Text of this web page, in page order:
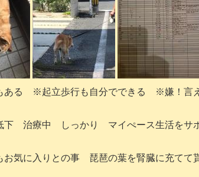
ある ※起立歩行も自分でできる ※嫌！言
下 治療中 しっかり マイぺース生活をサポ
お気に入りとの事 琵琶の葉を腎臓に充てて